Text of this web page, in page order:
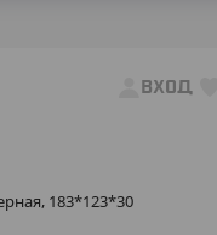
ВХОД
183*123*30